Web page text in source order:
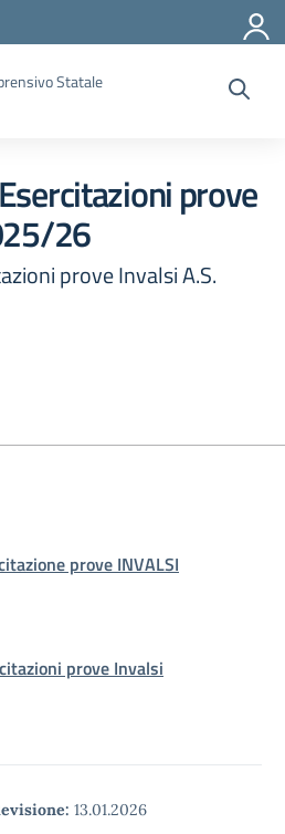
Statale
prove
26
prove Invalsi A.S.
prove INVALSI
prove Invalsi
13.01.2026